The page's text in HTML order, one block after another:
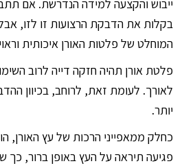
brightness_low ניגודיות כהה
format_underlined הוסף קו תחתון לקישורים
font_download סמן קישורים
ייבוש והקצעה למידה הנדרשת. אם
בקלות את הדבקת הרצועות זו לזו,
המוחלט של פלטות האורן איכותית
פלטת אורן תהיה חזקה דייה לרוב
לאורך. לעומת זאת, לרוחב, בכיוון
יותר.
כחלק ממאפייני הרכות של עץ האורן,
פגיעה תיראה על העץ באופן ברור, כך